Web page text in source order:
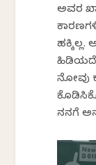
ಅವರ
ಹಕ್ಕಿಲ್ಲ.
ಹಿಡಿಯದೆ
ನೋವು
ನನಗೆ